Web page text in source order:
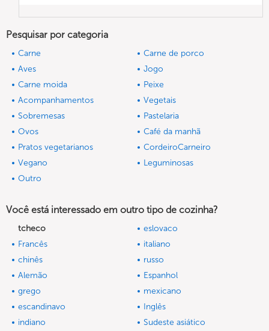
Pesquisar por categoria
Carne
Carne de porco
Aves
Jogo
Carne moida
Peixe
Acompanhamentos
Vegetais
Sobremesas
Pastelaria
Ovos
Café da manhã
Pratos vegetarianos
CordeiroCarneiro
Vegano
Leguminosas
Outro
Você está interessado em outro tipo de cozinha?
tcheco
eslovaco
Francês
italiano
chinês
russo
Alemão
Espanhol
grego
mexicano
escandinavo
Inglês
indiano
Sudeste asiático